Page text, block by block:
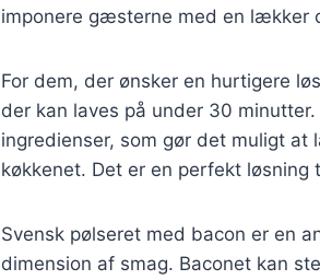
imponere gæsterne med en lækker
For dem, der ønsker en hurtigere
der kan laves på under 30
ingredienser, som gør det muligt
køkkenet. Det er en perfekt løsning
Svensk pølseret med bacon er en
dimension af smag. Baconet kan